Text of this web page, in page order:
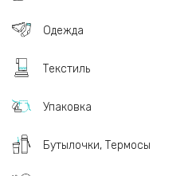
Одежда
Текстиль
Упаковка
Бутылочки, Термосы